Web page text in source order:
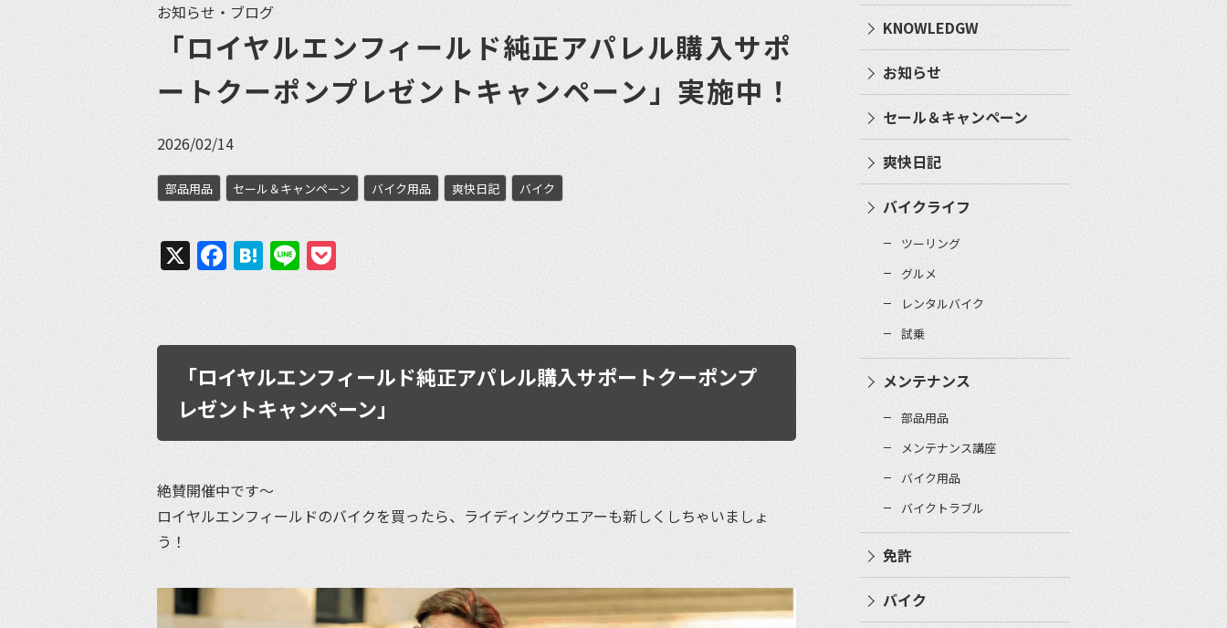
お知らせ・ブログ
「ロイヤルエンフィールド純正アパレル購入サポ
ートクーポンプレゼントキャンペーン」実施中！
2026/02/14
部品用品 セール＆キャンペーン バイク用品 爽快日記 バイク
X Facebook
Hatena
Line
「ロイヤルエンフィールド純正アパレル購入サポートクーポンプ
レゼントキャンペーン」
絶賛開催中です〜
ロイヤルエンフィールドのバイクを買ったら、ライディングウエアーも新しくしちゃいましょ
う！
KNOWLEDGW
お知らせ
セール＆キャンペーン
爽快日記
バイクライフ
ツーリング
グルメ
レンタルバイク
試乗
メンテナンス
部品用品
メンテナンス講座
バイク用品
バイクトラブル
免許
バイク